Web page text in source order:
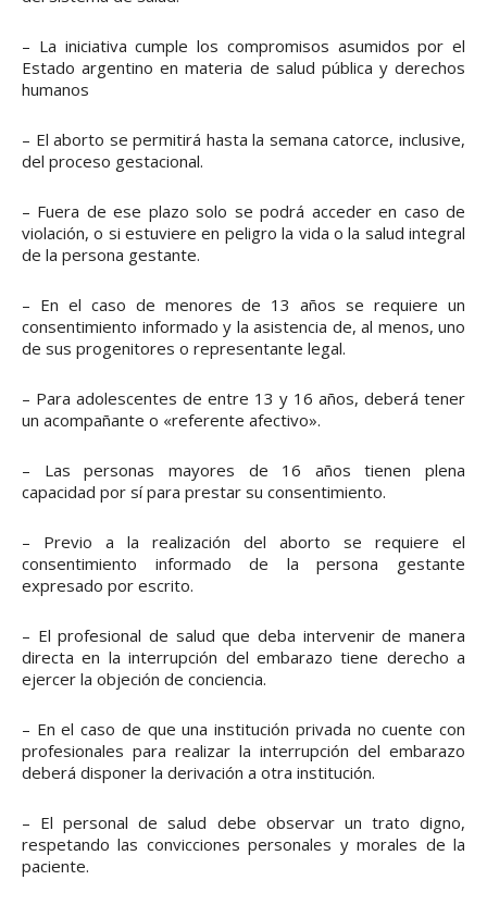
– La iniciativa cumple los compromisos asumidos por el
Estado argentino en materia de salud pública y derechos
humanos
– El aborto se permitirá hasta la semana catorce, inclusive,
del proceso gestacional.
– Fuera de ese plazo solo se podrá acceder en caso de
violación, o si estuviere en peligro la vida o la salud integral
de la persona gestante.
– En el caso de menores de 13 años se requiere un
consentimiento informado y la asistencia de, al menos, uno
de sus progenitores o representante legal.
– Para adolescentes de entre 13 y 16 años, deberá tener
un acompañante o «referente afectivo».
– Las personas mayores de 16 años tienen plena
capacidad por sí para prestar su consentimiento.
– Previo a la realización del aborto se requiere el
consentimiento informado de la persona gestante
expresado por escrito.
– El profesional de salud que deba intervenir de manera
directa en la interrupción del embarazo tiene derecho a
ejercer la objeción de conciencia.
– En el caso de que una institución privada no cuente con
profesionales para realizar la interrupción del embarazo
deberá disponer la derivación a otra institución.
– El personal de salud debe observar un trato digno,
respetando las convicciones personales y morales de la
paciente.